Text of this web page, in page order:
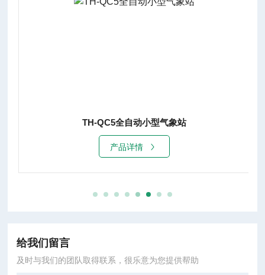
TH-QC5全自动小型气象站
产品详情
给我们留言
及时与我们的团队取得联系，很乐意为您提供帮助